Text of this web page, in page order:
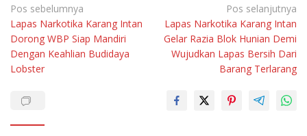
Navigasi
pos
Pos sebelumnya
Lapas Narkotika Karang Intan
Dorong WBP Siap Mandiri
Dengan Keahlian Budidaya
Lobster
Pos selanjutnya
Lapas Narkotika Karang Intan
Gelar Razia Blok Hunian Demi
Wujudkan Lapas Bersih Dari
Barang Terlarang